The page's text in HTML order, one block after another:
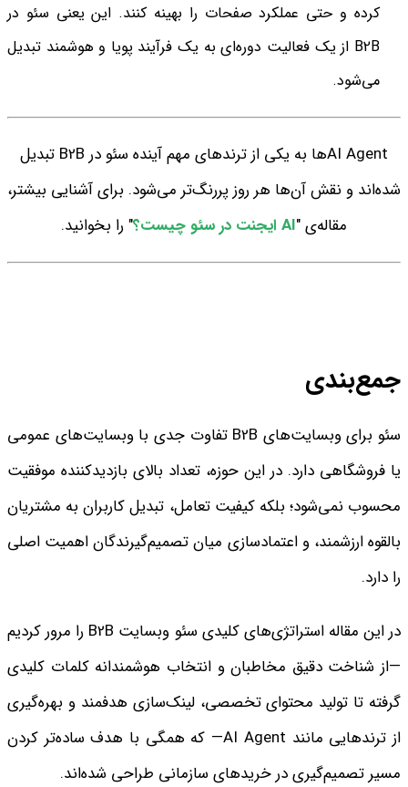
کرده و حتی عملکرد صفحات را بهینه کنند. این یعنی سئو در
B2B از یک فعالیت دوره‌ای به یک فرآیند پویا و هوشمند تبدیل
می‌شود.
AI Agentها به یکی از ترندهای مهم آینده سئو در B2B تبدیل
شده‌اند و نقش آن‌ها هر روز پررنگ‌تر می‌شود. برای آشنایی بیشتر،
مقاله‌ی "AI ایجنت در سئو چیست؟ " را بخوانید.
جمع‌بندی
سئو برای وبسایت‌های B2B تفاوت جدی با وبسایت‌های عمومی
یا فروشگاهی دارد. در این حوزه، تعداد بالای بازدیدکننده موفقیت
محسوب نمی‌شود؛ بلکه کیفیت تعامل، تبدیل کاربران به مشتریان
بالقوه ارزشمند، و اعتمادسازی میان تصمیم‌گیرندگان اهمیت اصلی
را دارد.
در این مقاله استراتژی‌های کلیدی سئو وبسایت B2B را مرور کردیم
—از شناخت دقیق مخاطبان و انتخاب هوشمندانه کلمات کلیدی
گرفته تا تولید محتوای تخصصی، لینک‌سازی هدفمند و بهره‌گیری
از ترندهایی مانند AI Agent— که همگی با هدف ساده‌تر کردن
مسیر تصمیم‌گیری در خریدهای سازمانی طراحی شده‌اند.